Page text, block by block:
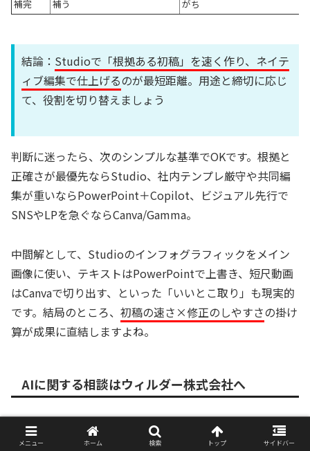
補完
補う
がち
結論： Studioで「根拠ある初稿」を速く作り、ネイテ
ィブ編集で仕上げるのが最短距離。用途と締切に応じ
て、役割を切り替えましょう
判断に迷ったら、次のシンプルな基準でOKです。根拠と
正確さが最優先ならStudio、社内テンプレ厳守や共同編
集が重いならPowerPoint＋Copilot、ビジュアル先行で
SNSやLPを急ぐならCanva/Gamma。
中間解として、Studioのインフォグラフィックをメイン
画像に使い、テキストはPowerPointで上書き、短尺動画
はCanvaで切り出す、といった「いいとこ取り」も現実的
です。結局のところ、 初稿の速さ×修正のしやすさの掛け
算が成果に直結しますよね。
AIに関する相談はウィルダー株式会社へ
AIの導入や、仕事の流れの設計、プロンプトのテンプレー
ト化、APIの実装とコスト最適化まで私たちは一貫してサ
メニュー ホーム 検索 トップ サイドバー